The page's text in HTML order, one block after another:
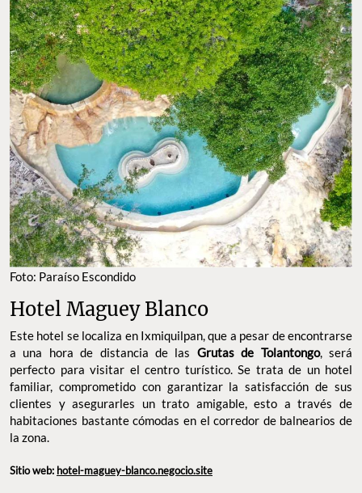
Foto: Paraíso Escondido
Hotel Maguey Blanco
Este hotel se localiza en Ixmiquilpan, que a pesar de encontrarse
a una hora de distancia de las Grutas de Tolantongo, será
perfecto para visitar el centro turístico. Se trata de un hotel
familiar, comprometido con garantizar la satisfacción de sus
clientes y asegurarles un trato amigable, esto a través de
habitaciones bastante cómodas en el corredor de balnearios de
la zona.
Sitio web: hotel-maguey-blanco.negocio.site